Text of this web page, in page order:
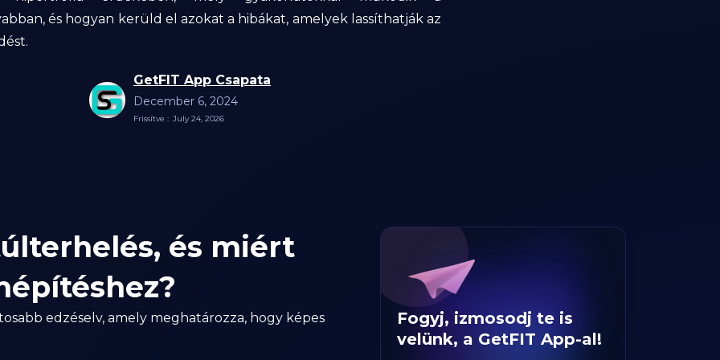
és hogyan kerüld el azokat a hibákat, amelyek lassíthatják az
GetFIT App Csapata
December 6, 2024
Frissítve : July 24, 2026
és miért
edzéselv, amely meghatározza, hogy képes
Fogyj, izmosodj te is
velünk, a GetFIT App-al!